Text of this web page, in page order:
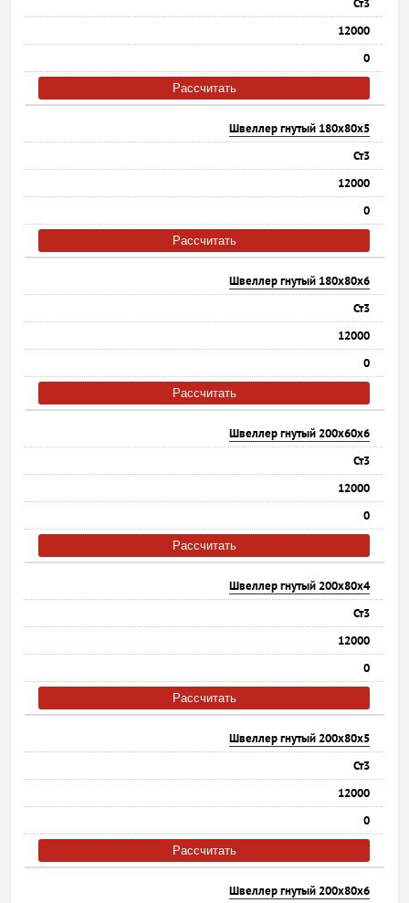
Ст3
12000
0
Рассчитать
Швеллер гнутый 180х80х5
Ст3
12000
0
Рассчитать
Швеллер гнутый 180х80х6
Ст3
12000
0
Рассчитать
Швеллер гнутый 200х60х6
Ст3
12000
0
Рассчитать
Швеллер гнутый 200х80х4
Ст3
12000
0
Рассчитать
Швеллер гнутый 200х80х5
Ст3
12000
0
Рассчитать
Швеллер гнутый 200х80х6